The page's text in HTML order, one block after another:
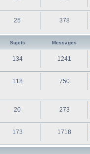
25 378
Sujets Messages
134 1241
118 750
20 273
173 1718